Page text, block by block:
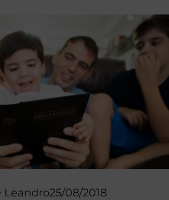
Leandro25/08/2018